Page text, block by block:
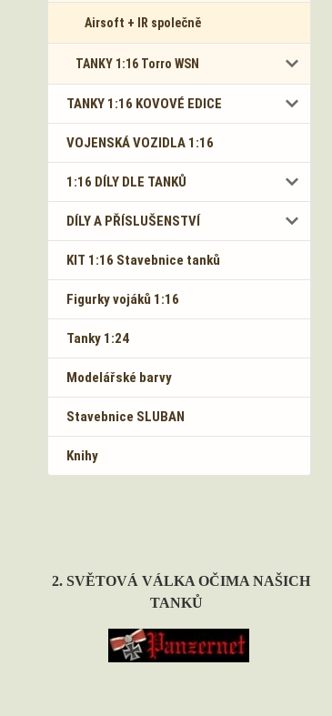
Airsoft + IR společně
TANKY 1:16 Torro WSN
TANKY 1:16 KOVOVÉ EDICE
VOJENSKÁ VOZIDLA 1:16
1:16 DÍLY DLE TANKŮ
DÍLY A PŘÍSLUŠENSTVÍ
KIT 1:16 Stavebnice tanků
Figurky vojáků 1:16
Tanky 1:24
Modelářské barvy
Stavebnice SLUBAN
Knihy
2. SVĚTOVÁ VÁLKA OČIMA NAŠICH
TANKŮ